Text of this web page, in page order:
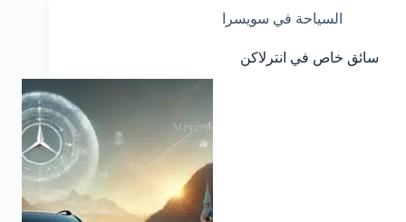
السياحة في سويسرا
سائق خاص في انترلاكن